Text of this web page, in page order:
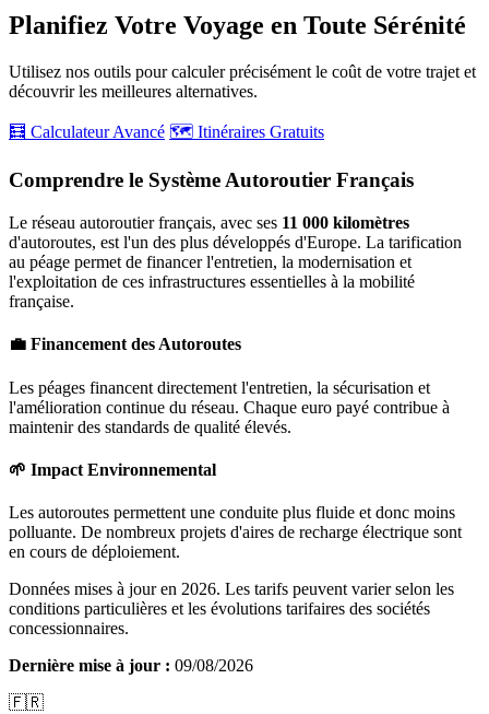
Planifiez Votre Voyage en Toute Sérénité
Utilisez nos outils pour calculer précisément le coût de votre trajet et
découvrir les meilleures alternatives.
🧮 Calculateur Avancé 🗺️ Itinéraires Gratuits
Comprendre le Système Autoroutier Français
Le réseau autoroutier français, avec ses 11 000 kilomètres
d'autoroutes, est l'un des plus développés d'Europe. La tarification
au péage permet de financer l'entretien, la modernisation et
l'exploitation de ces infrastructures essentielles à la mobilité
française.
💼 Financement des Autoroutes
Les péages financent directement l'entretien, la sécurisation et
l'amélioration continue du réseau. Chaque euro payé contribue à
maintenir des standards de qualité élevés.
🌱 Impact Environnemental
Les autoroutes permettent une conduite plus fluide et donc moins
polluante. De nombreux projets d'aires de recharge électrique sont
en cours de déploiement.
Données mises à jour en 2026. Les tarifs peuvent varier selon les
conditions particulières et les évolutions tarifaires des sociétés
concessionnaires.
Dernière mise à jour : 09/08/2026
🇫🇷